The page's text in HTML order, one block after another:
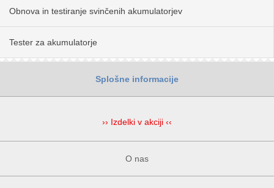
Obnova in testiranje svinčenih akumulatorjev
Tester za akumulatorje
Splošne informacije
›› Izdelki v akciji ‹‹
O nas